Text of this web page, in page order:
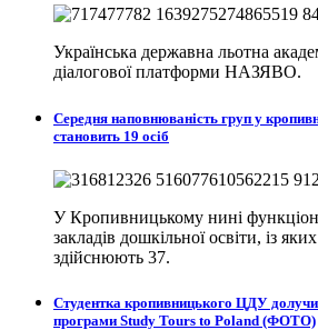
Українська державна льотна
діалогової платформи НАЗЯВО.
Середня наповнюваність груп у
становить 19 осіб
У Кропивницькому нині
закладів дошкільної освіти, із
здійснюють 37.
Студентка кропивницького ЦДУ
програми Study Tours to Poland (ФОТО)